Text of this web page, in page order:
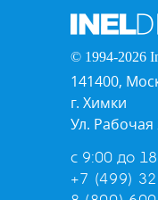
© 1994-2026
141400,
г. Химки
Ул. Рабочая
с 9:00 до
+7 (499)